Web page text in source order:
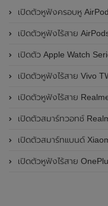
เปิดตัวหูฟังครอบหู
เปิดตัวหูฟังไร้สาย AirPods 4 อย่า
เปิดตัว Apple Watch Series
เปิดตัวหูฟังไร้สาย Vivo TWS 3e อย่างเป็นทางการแล้วในประเทศอินเดีย
เปิดตัวหูฟังไร้สาย Realme Buds T310 อย่างเป็นทางการในประเทศอินเดีย
เปิดตัวสมาร์ทวอทช์ Realme Watch S2 อย่างเป็นทางการในประเทศอินเดีย มาพร้อมตัวเรือนสแต
เปิดตัวสมาร์ทแบนด์ Xiaomi Smart Band 9 อย่างเป็นทางการแล้ว ม
เปิดตัวหูฟังไร้สาย OnePlus Nord Buds 3 Pro อย่างเป็นทางการแล้ว ม